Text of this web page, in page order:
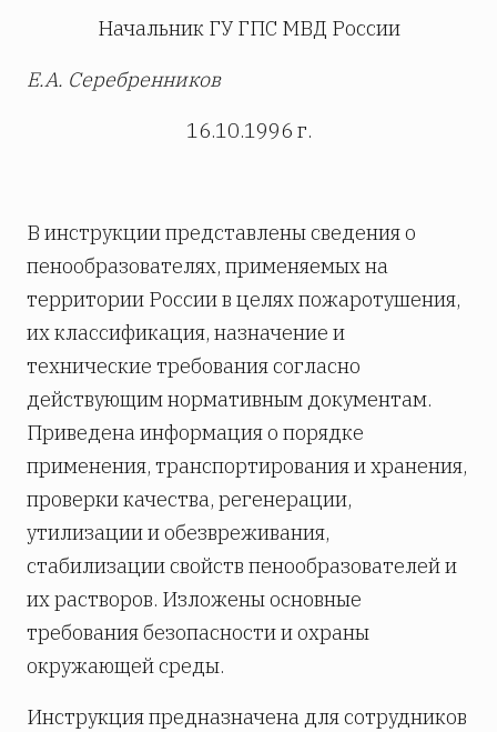
Начальник ГУ ГПС МВД России
Е.А. Серебренников
16.10.1996 г.
В инструкции представлены сведения о
пенообразователях, применяемых на
территории России в целях пожаротушения,
их классификация, назначение и
технические требования согласно
действующим нормативным документам.
Приведена информация о порядке
применения, транспортирования и хранения,
проверки качества, регенерации,
утилизации и обезвреживания,
стабилизации свойств пенообразователей и
их растворов. Изложены основные
требования безопасности и охраны
окружающей среды.
Инструкция предназначена для сотрудников